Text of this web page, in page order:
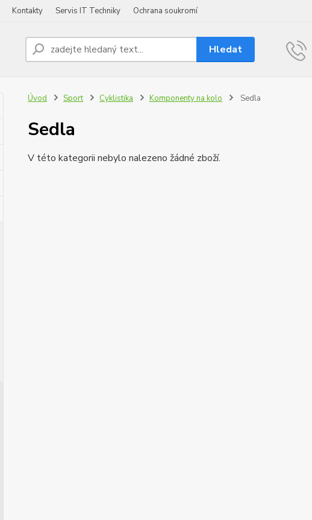
Kontakty Servis IT Techniky Ochrana soukromí
Hledat
Úvod Sport Cyklistika Komponenty na kolo Sedla
Sedla
V této kategorii nebylo nalezeno žádné zboží.